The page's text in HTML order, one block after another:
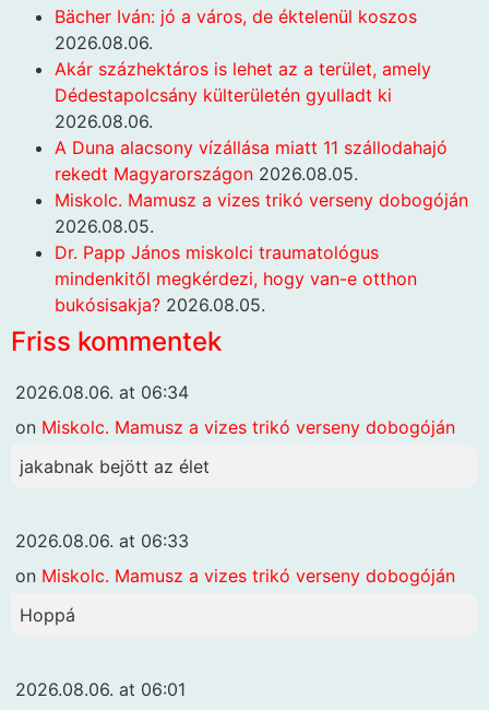
Bächer Iván: jó a város, de éktelenül koszos
2026.08.06.
Akár százhektáros is lehet az a terület, amely
Dédestapolcsány külterületén gyulladt ki
2026.08.06.
A Duna alacsony vízállása miatt 11 szállodahajó
rekedt Magyarországon 2026.08.05.
Miskolc. Mamusz a vizes trikó verseny dobogóján
2026.08.05.
Dr. Papp János miskolci traumatológus
mindenkitől megkérdezi, hogy van-e otthon
bukósisakja? 2026.08.05.
Friss kommentek
2026.08.06. at 06:34
on Miskolc. Mamusz a vizes trikó verseny dobogóján
jakabnak bejött az élet
2026.08.06. at 06:33
on Miskolc. Mamusz a vizes trikó verseny dobogóján
Hoppá
2026.08.06. at 06:01